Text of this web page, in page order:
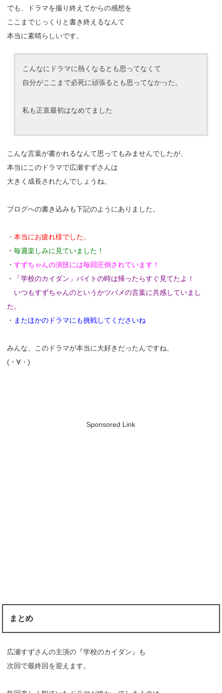
でも、ドラマを撮り終えてからの感想を
ここまでじっくりと書き終えるなんて
本当に素晴らしいです。
こんなにドラマに熱くなるとも思ってなくて
自分がここまで必死に頑張るとも思ってなかった。
私も正直最初はなめてました
こんな言葉が書かれるなんて思ってもみませんでしたが、
本当にこのドラマで広瀬すずさんは
大きく成長されたんでしょうね。
ブログへの書き込みも下記のようにありました。
・本当にお疲れ様でした。
・毎週楽しみに見ていました！
・すずちゃんの演技には毎回圧倒されています！
・
「学校のカイダン」バイトの時は帰ったらすぐ見てたよ！
いつもすずちゃんのというかツバメの言葉に共感していまし
た。
・ またほかのドラマにも挑戦してくださいね
みんな、このドラマが本当に大好きだったんですね。
(・∀・)
Sponsored Link
まとめ
広瀬すずさんの主演の『学校のカイダン』も
次回で最終回を迎えます。